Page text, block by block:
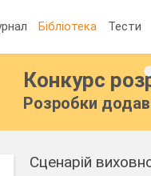
Бібліотека Тести
Конкурс
Розробки
Сценарій